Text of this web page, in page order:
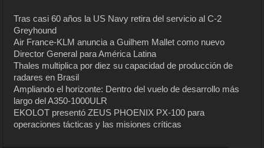
Tras casi 60 años la US Navy retira del servicio al C-2
Greyhound
Air France-KLM anuncia a Guilhem Mallet como nuevo
Director General para América Latina
Thales multiplica por diez su capacidad de producción de
radares en Brasil
Ampliando el horizonte: Dentro del vuelo de desarrollo más
largo del A350-1000ULR
EKOLOT presentó ZEUS PHOENIX PX-100 para
operaciones tácticas y las misiones críticas